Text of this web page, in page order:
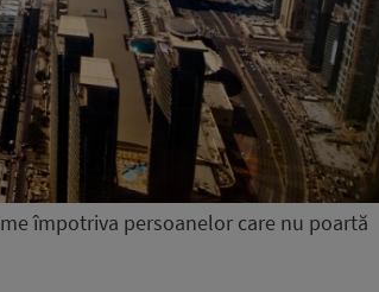
împotriva persoanelor care nu poartă